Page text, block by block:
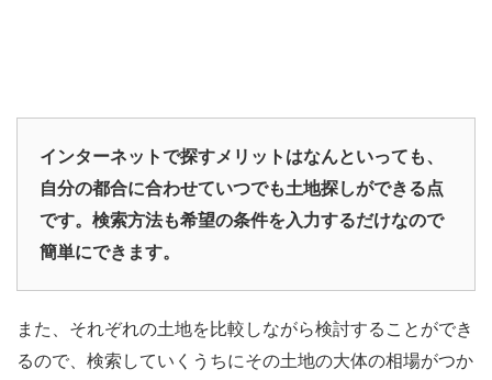
インターネットで探すメリットはなんといっても、
自分の都合に合わせていつでも土地探しができる点
です。検索方法も希望の条件を入力するだけなので
簡単にできます。
また、それぞれの土地を比較しながら検討することができ
るので、検索していくうちにその土地の大体の相場がつか